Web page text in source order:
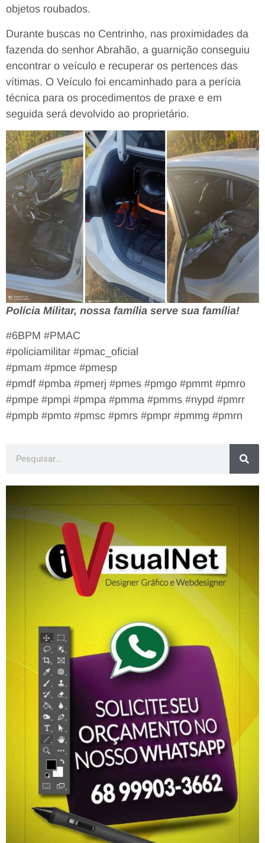
objetos roubados.
Durante buscas no Centrinho, nas proximidades da
fazenda do senhor Abrahão, a guarnição conseguiu
encontrar o veículo e recuperar os pertences das
vítimas. O Veículo foi encaminhado para a perícia
técnica para os procedimentos de praxe e em
seguida será devolvido ao proprietário.
Polícia Militar, nossa família serve sua família!
#6BPM #PMAC
#policiamilitar #pmac_oficial
#pmam #pmce #pmesp
#pmdf #pmba #pmerj #pmes #pmgo #pmmt #pmro
#pmpe #pmpi #pmpa #pmma #pmms #nypd #pmrr
#pmpb #pmto #pmsc #pmrs #pmpr #pmmg #pmrn